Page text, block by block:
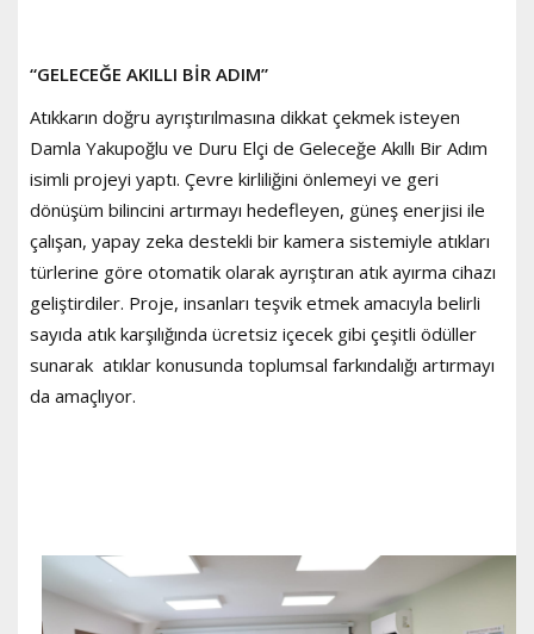
“GELECEĞE AKILLI BİR ADIM”
Atıkkarın doğru ayrıştırılmasına dikkat çekmek isteyen
Damla Yakupoğlu ve Duru Elçi de Geleceğe Akıllı Bir Adım
isimli projeyi yaptı. Çevre kirliliğini önlemeyi ve geri
dönüşüm bilincini artırmayı hedefleyen, güneş enerjisi ile
çalışan, yapay zeka destekli bir kamera sistemiyle atıkları
türlerine göre otomatik olarak ayrıştıran atık ayırma cihazı
geliştirdiler. Proje, insanları teşvik etmek amacıyla belirli
sayıda atık karşılığında ücretsiz içecek gibi çeşitli ödüller
sunarak atıklar konusunda toplumsal farkındalığı artırmayı
da amaçlıyor.